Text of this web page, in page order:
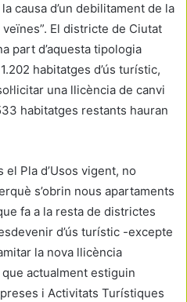
causa d’un debilitament de la
El districte de Ciutat
part d’aquesta tipologia
habitatges d’ús turístic,
una llicència de canvi
habitatges restants hauran
el Pla d’Usos vigent, no
s’obrin nous apartaments
fa a la resta de districtes
d’ús turístic -excepte
la nova llicència
actualment estiguin
i Activitats Turístiques